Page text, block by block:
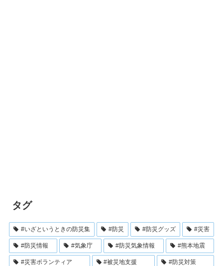
タグ
#いざというときの防災集 #防災 #防災グッズ #災害
#防災情報 #気象庁 #防災気象情報 #熊本地震
#災害ボランティア #被災地支援 #防災対策